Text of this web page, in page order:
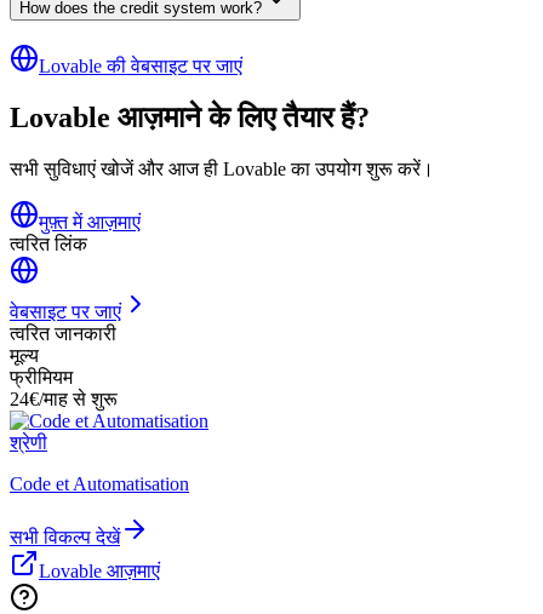
How does the credit system work?
Lovable की वेबसाइट पर जाएं
Lovable आज़माने के लिए तैयार हैं?
सभी सुविधाएं खोजें और आज ही Lovable का उपयोग शुरू करें।
मुफ़्त में आज़माएं
त्वरित लिंक
वेबसाइट पर जाएं
त्वरित जानकारी
मूल्य
फ्रीमियम
24€/माह से शुरू
श्रेणी
Code et Automatisation
सभी विकल्प देखें
Lovable आज़माएं